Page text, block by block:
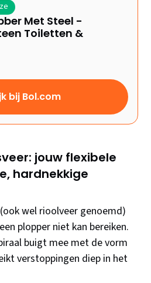
Met Steel -
Toiletten &
bij Bol.com
jouw flexibele
hardnekkige
wel rioolveer genoemd)
plopper niet kan bereiken.
buigt mee met de vorm
verstoppingen diep in het